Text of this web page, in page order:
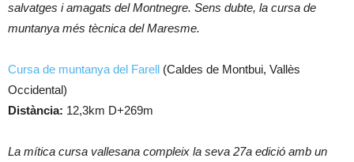
salvatges i amagats del Montnegre. Sens dubte, la cursa de
muntanya més tècnica del Maresme.
Cursa de muntanya del Farell (Caldes de Montbui, Vallès
Occidental)
Distància: 12,3km D+269m
La mítica cursa vallesana compleix la seva 27a edició amb un